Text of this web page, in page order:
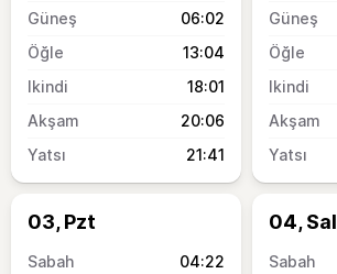
06:02
13:04
18:01
20:06
21:41
03, Pzt
04:22
04, Sal